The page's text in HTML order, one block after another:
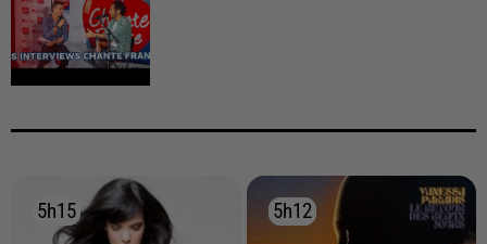
5h15
5h15 5h12
5h12